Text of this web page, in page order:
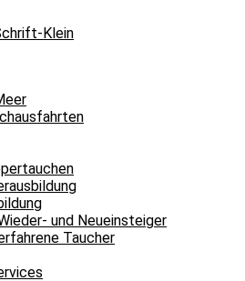
und Neueinsteiger
Taucher